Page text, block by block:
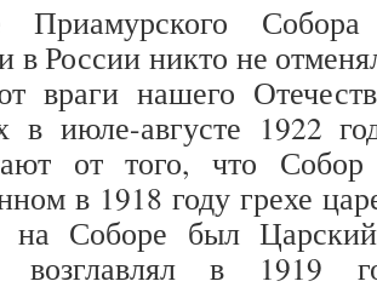
Приамурского
в России никто не
враги нашего
в июле-августе 1922
от того, что
в 1918 году грехе
на Соборе был
возглавлял в 1919